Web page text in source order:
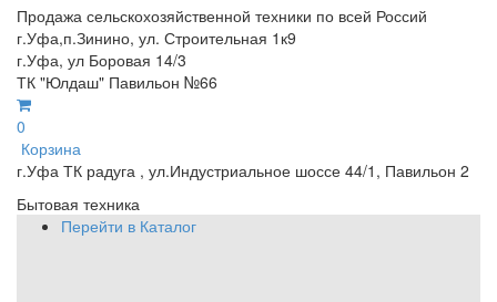
Продажа сельскохозяйственной техники по всей Россий
г.Уфа,п.Зинино, ул. Строительная 1к9
г.Уфа, ул Боровая 14/3
ТК "Юлдаш" Павильон №66
0
Корзина
г.Уфа ТК радуга , ул.Индустриальное шоссе 44/1, Павильон 2
Бытовая техника
Перейти в Каталог